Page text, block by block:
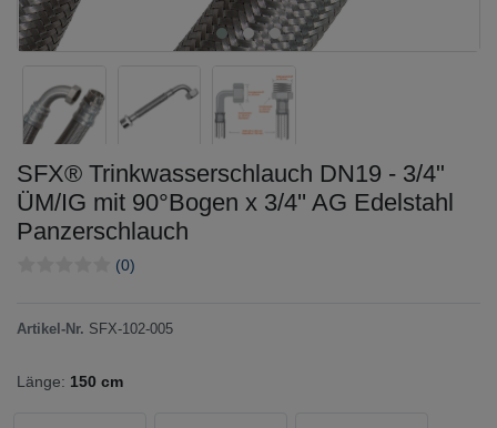
SFX® Trinkwasserschlauch DN19 - 3/4"
ÜM/IG mit 90°Bogen x 3/4'' AG Edelstahl
Panzerschlauch
(0)
Artikel-Nr. SFX-102-005
Länge: 150 cm